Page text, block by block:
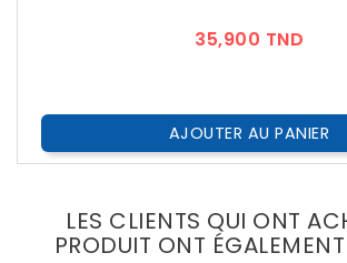
35,900 TND
AJOUTER AU PANIER
LES CLIENTS QUI ONT
PRODUIT ONT